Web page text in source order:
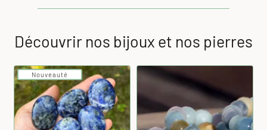
Découvrir nos bijoux et nos pierres
Nouveauté